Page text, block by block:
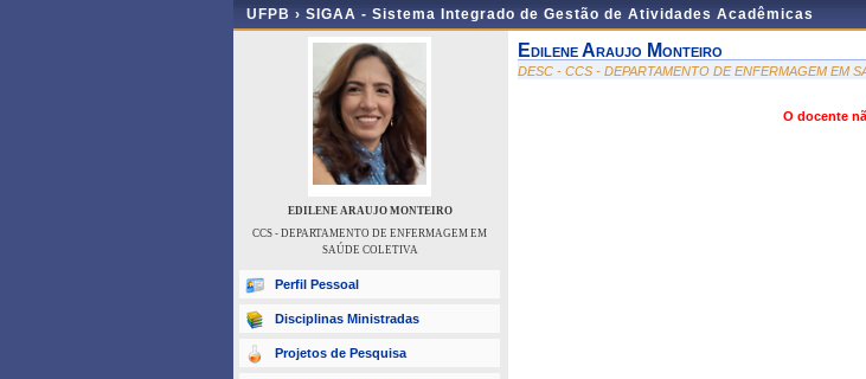
UFPB › SIGAA - Sistema Integrado de Gestão de Atividades Acadêmicas
EDILENE ARAUJO MONTEIRO
CCS - DEPARTAMENTO DE ENFERMAGEM EM
SAÚDE COLETIVA
Perfil Pessoal
Disciplinas Ministradas
Projetos de Pesquisa
Edilene Araujo Monteiro
DESC - CCS - DEPARTAMENTO DE ENFERMAGEM EM
O docente